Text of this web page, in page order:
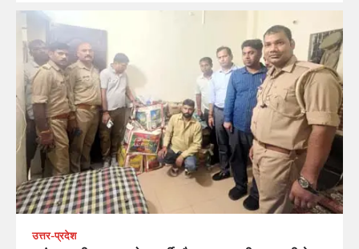
उत्तर-प्रदेश